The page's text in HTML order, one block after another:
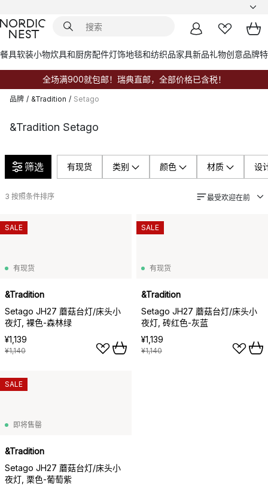
餐具软装小物炊具和厨房配件灯饰地毯和纺织品家具新品礼物创意品牌
全场满900就包邮！瑞典直邮，全部价格已含税！
品牌 / &Tradition / Setago
&Tradition Setago
筛选 有现货 类别 颜色 材质 设
3 按照条件排序 最受欢迎在前
有现货
&Tradition
Setago JH27 蘑菇台灯/床头小
夜灯, 裸色-森林绿
¥1,139
¥1,140
SALE
有现货
&Tradition
Setago JH27 蘑菇台灯/床头小
夜灯, 砖红色-灰蓝
¥1,139
¥1,140
SALE
即将售罄
&Tradition
Setago JH27 蘑菇台灯/床头小
夜灯, 栗色-葡萄紫
SALE